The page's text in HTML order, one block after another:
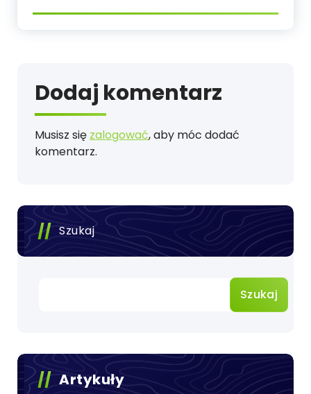
Dodaj komentarz
Musisz się zalogować, aby móc dodać
komentarz.
Szukaj
Szukaj
Artykuły